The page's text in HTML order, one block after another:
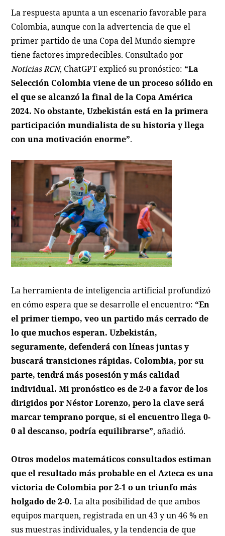
La respuesta apunta a un escenario favorable para
Colombia, aunque con la advertencia de que el
primer partido de una Copa del Mundo siempre
tiene factores impredecibles. Consultado por
Noticias RCN, ChatGPT explicó su pronóstico: “La
Selección Colombia viene de un proceso sólido en
el que se alcanzó la final de la Copa América
2024. No obstante, Uzbekistán está en la primera
participación mundialista de su historia y llega
con una motivación enorme”.
La herramienta de inteligencia artificial profundizó
en cómo espera que se desarrolle el encuentro: “En
el primer tiempo, veo un partido más cerrado de
lo que muchos esperan. Uzbekistán,
seguramente, defenderá con líneas juntas y
buscará transiciones rápidas. Colombia, por su
parte, tendrá más posesión y más calidad
individual. Mi pronóstico es de 2-0 a favor de los
dirigidos por Néstor Lorenzo, pero la clave será
marcar temprano porque, si el encuentro llega 0-
0 al descanso, podría equilibrarse”, añadió.
Otros modelos matemáticos consultados estiman
que el resultado más probable en el Azteca es una
victoria de Colombia por 2-1 o un triunfo más
holgado de 2-0. La alta posibilidad de que ambos
equipos marquen, registrada en un 43 y un 46 % en
sus muestras individuales, y la tendencia de que